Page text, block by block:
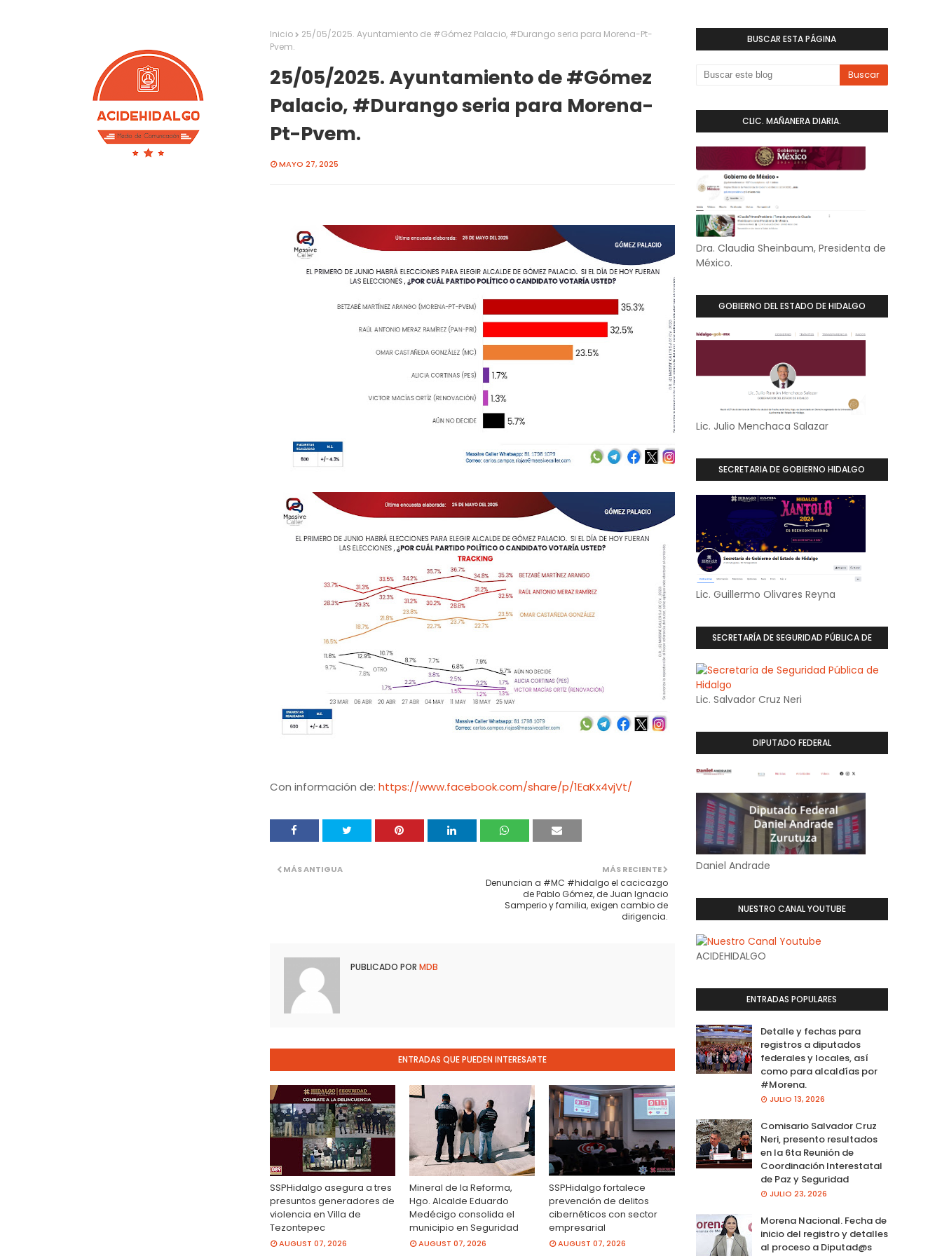
Inicio
25/05/2025. Ayuntamiento de #Gómez Palacio, #Durango seria para Morena-Pt-
Pvem.
25/05/2025. Ayuntamiento de #Gómez
Palacio, #Durango seria para Morena-
Pt-Pvem.
MAYO 27, 2025
Con información de: https://www.facebook.com/share/p/1EaKx4vjVt/
MÁS RECIENTE
Denuncian a #MC #hidalgo el cacicazgo
de Pablo Gómez, de Juan Ignacio
Samperio y familia, exigen cambio de
dirigencia.
MÁS ANTIGUA
PUBLICADO POR MDB
ENTRADAS QUE PUEDEN INTERESARTE
SSPHidalgo asegura a tres
presuntos generadores de
violencia en Villa de
Tezontepec
AUGUST 07, 2026
Mineral de la Reforma,
Hgo. Alcalde Eduardo
Medécigo consolida el
municipio en Seguridad
AUGUST 07, 2026
SSPHidalgo fortalece
prevención de delitos
cibernéticos con sector
empresarial
AUGUST 07, 2026
BUSCAR ESTA PÁGINA
CLIC. MAÑANERA DIARIA.
Dra. Claudia Sheinbaum, Presidenta de
México.
GOBIERNO DEL ESTADO DE HIDALGO
Lic. Julio Menchaca Salazar
SECRETARIA DE GOBIERNO HIDALGO
Lic. Guillermo Olivares Reyna
SECRETARÍA DE SEGURIDAD PÚBLICA DE
Lic. Salvador Cruz Neri
DIPUTADO FEDERAL
Daniel Andrade
NUESTRO CANAL YOUTUBE
ACIDEHIDALGO
ENTRADAS POPULARES
Detalle y fechas para
registros a diputados
federales y locales, así
como para alcaldías por
#Morena.
JULIO 13, 2026
Comisario Salvador Cruz
Neri, presento resultados
en la 6ta Reunión de
Coordinación Interestatal
de Paz y Seguridad
JULIO 23, 2026
Morena Nacional. Fecha de
inicio del registro y detalles
al proceso a Diputad@s